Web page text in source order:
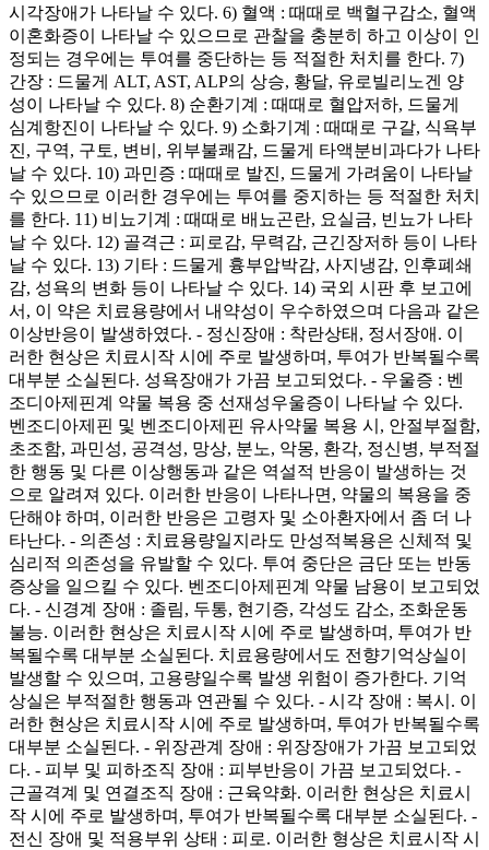
시각장애가 나타날 수 있다. 6) 혈액 : 때때로 백혈구감소, 혈액
이혼화증이 나타날 수 있으므로 관찰을 충분히 하고 이상이 인
정되는 경우에는 투여를 중단하는 등 적절한 처치를 한다. 7)
간장 : 드물게 ALT, AST, ALP의 상승, 황달, 유로빌리노겐 양
성이 나타날 수 있다. 8) 순환기계 : 때때로 혈압저하, 드물게
심계항진이 나타날 수 있다. 9) 소화기계 : 때때로 구갈, 식욕부
진, 구역, 구토, 변비, 위부불쾌감, 드물게 타액분비과다가 나타
날 수 있다. 10) 과민증 : 때때로 발진, 드물게 가려움이 나타날
수 있으므로 이러한 경우에는 투여를 중지하는 등 적절한 처치
를 한다. 11) 비뇨기계 : 때때로 배뇨곤란, 요실금, 빈뇨가 나타
날 수 있다. 12) 골격근 : 피로감, 무력감, 근긴장저하 등이 나타
날 수 있다. 13) 기타 : 드물게 흉부압박감, 사지냉감, 인후폐쇄
감, 성욕의 변화 등이 나타날 수 있다. 14) 국외 시판 후 보고에
서, 이 약은 치료용량에서 내약성이 우수하였으며 다음과 같은
이상반응이 발생하였다. - 정신장애 : 착란상태, 정서장애. 이
러한 현상은 치료시작 시에 주로 발생하며, 투여가 반복될수록
대부분 소실된다. 성욕장애가 가끔 보고되었다. - 우울증 : 벤
조디아제핀계 약물 복용 중 선재성우울증이 나타날 수 있다.
벤조디아제핀 및 벤조디아제핀 유사약물 복용 시, 안절부절함,
초조함, 과민성, 공격성, 망상, 분노, 악몽, 환각, 정신병, 부적절
한 행동 및 다른 이상행동과 같은 역설적 반응이 발생하는 것
으로 알려져 있다. 이러한 반응이 나타나면, 약물의 복용을 중
단해야 하며, 이러한 반응은 고령자 및 소아환자에서 좀 더 나
타난다. - 의존성 : 치료용량일지라도 만성적복용은 신체적 및
심리적 의존성을 유발할 수 있다. 투여 중단은 금단 또는 반동
증상을 일으킬 수 있다. 벤조디아제핀계 약물 남용이 보고되었
다. - 신경계 장애 : 졸림, 두통, 현기증, 각성도 감소, 조화운동
불능. 이러한 현상은 치료시작 시에 주로 발생하며, 투여가 반
복될수록 대부분 소실된다. 치료용량에서도 전향기억상실이
발생할 수 있으며, 고용량일수록 발생 위험이 증가한다. 기억
상실은 부적절한 행동과 연관될 수 있다. - 시각 장애 : 복시. 이
러한 현상은 치료시작 시에 주로 발생하며, 투여가 반복될수록
대부분 소실된다. - 위장관계 장애 : 위장장애가 가끔 보고되었
다. - 피부 및 피하조직 장애 : 피부반응이 가끔 보고되었다. -
근골격계 및 연결조직 장애 : 근육약화. 이러한 현상은 치료시
작 시에 주로 발생하며, 투여가 반복될수록 대부분 소실된다. -
전신 장애 및 적용부위 상태 : 피로. 이러한 형상은 치료시작 시